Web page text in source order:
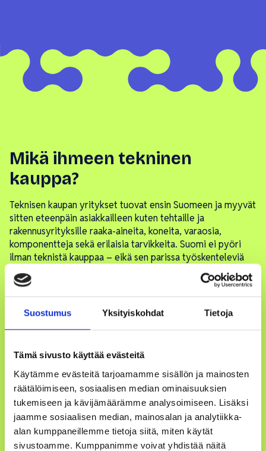
Suostumus Yksityiskohdat Tietoja
Tämä sivusto käyttää evästeitä
Käytämme evästeitä tarjoamamme sisällön ja mainosten
räätälöimiseen, sosiaalisen median ominaisuuksien
tukemiseen ja kävijämäärämme analysoimiseen. Lisäksi
jaamme sosiaalisen median, mainosalan ja analytiikka-
alan kumppaneillemme tietoja siitä, miten käytät
sivustoamme. Kumppanimme voivat yhdistää näitä
Mikä ihmeen tekninen
kauppa?
Teknisen kaupan yritykset tuovat ensin Suomeen ja myyvät
sitten eteenpäin asiakkailleen kuten tehtaille ja
rakennusyrityksille raaka-aineita, koneita, varaosia,
komponentteja sekä erilaisia tarvikkeita. Suomi ei pyöri
ilman teknistä kauppaa – eikä sen parissa työskenteleviä
osaavia ihmisiä. He auttavat asiakkaitaan löytämään
esimerkiksi oikeanlaisen rakennuskoneen työmaalle ja
osaavat asentaa, huoltaa ja korjata sitä.